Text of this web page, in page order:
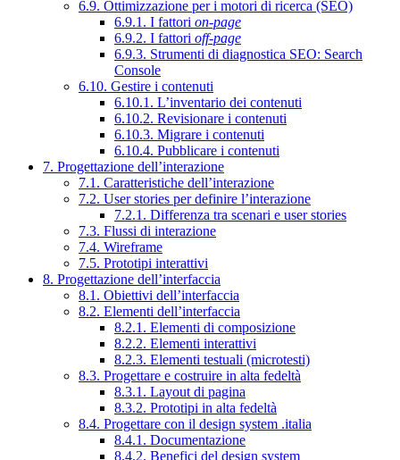
6.9. Ottimizzazione per i motori di ricerca (SEO)
6.9.1. I fattori on-page
6.9.2. I fattori off-page
6.9.3. Strumenti di diagnostica SEO: Search
Console
6.10. Gestire i contenuti
6.10.1. L’inventario dei contenuti
6.10.2. Revisionare i contenuti
6.10.3. Migrare i contenuti
6.10.4. Pubblicare i contenuti
7. Progettazione dell’interazione
7.1. Caratteristiche dell’interazione
7.2. User stories per definire l’interazione
7.2.1. Differenza tra scenari e user stories
7.3. Flussi di interazione
7.4. Wireframe
7.5. Prototipi interattivi
8. Progettazione dell’interfaccia
8.1. Obiettivi dell’interfaccia
8.2. Elementi dell’interfaccia
8.2.1. Elementi di composizione
8.2.2. Elementi interattivi
8.2.3. Elementi testuali (microtesti)
8.3. Progettare e costruire in alta fedeltà
8.3.1. Layout di pagina
8.3.2. Prototipi in alta fedeltà
8.4. Progettare con il design system .italia
8.4.1. Documentazione
8.4.2. Benefici del design system